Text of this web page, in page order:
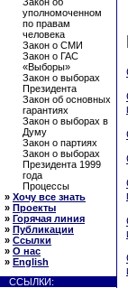
уполномоченном
по правам
человека
Закон о СМИ
Закон о ГАС
«Выборы»
Закон о выборах
Президента
Закон об основных
гарантиях
Закон о выборах в
Думу
Закон о партиях
Закон о выборах
Президента 1999
года
Процессы
» Хочу все знать
» Проекты
» Горячая линия
» Публикации
» Ссылки
» О нас
» English
ССЫЛКИ: